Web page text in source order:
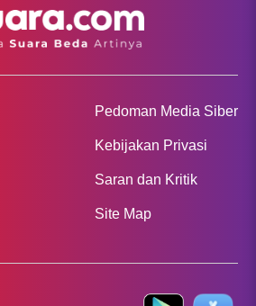
Pedoman Media Siber
Kebijakan Privasi
Saran dan Kritik
Site Map